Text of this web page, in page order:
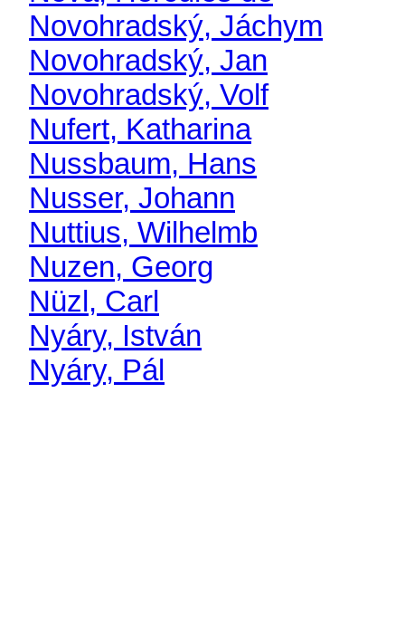
Novohradský, Jáchym
Novohradský, Jan
Novohradský, Volf
Nufert, Katharina
Nussbaum, Hans
Nusser, Johann
Nuttius, Wilhelmb
Nuzen, Georg
Nüzl, Carl
Nyáry, István
Nyáry, Pál